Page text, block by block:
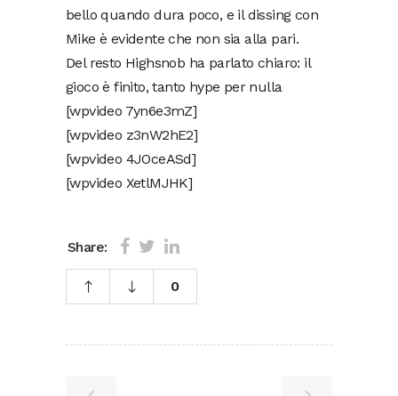
bello quando dura poco, e il dissing con
Mike è evidente che non sia alla pari.
Del resto Highsnob ha parlato chiaro: il
gioco è finito, tanto hype per nulla
[wpvideo 7yn6e3mZ]
[wpvideo z3nW2hE2]
[wpvideo 4JOceASd]
[wpvideo XetlMJHK]
Share:
0